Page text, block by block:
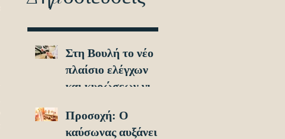
Στη Βουλή το νέο
πλαίσιο ελέγχων
και κυρώσεων για
οχήματα!
Προσοχή: O
καύσωνας αυξάνει